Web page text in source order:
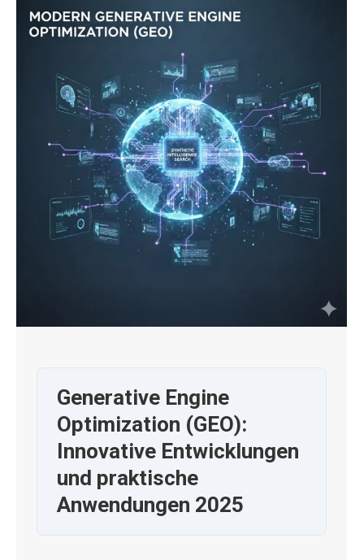
Generative Engine
Optimization (GEO):
Innovative Entwicklungen
und praktische
Anwendungen 2025